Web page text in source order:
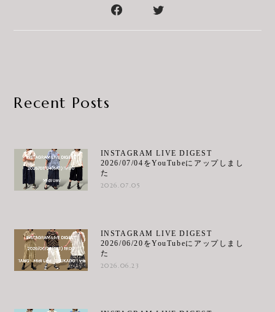
Recent Posts
INSTAGRAM LIVE DIGEST
2026/07/04をYouTubeにアップしまし
た
2026.07.05
INSTAGRAM LIVE DIGEST
2026/06/20をYouTubeにアップしまし
た
2026.06.23